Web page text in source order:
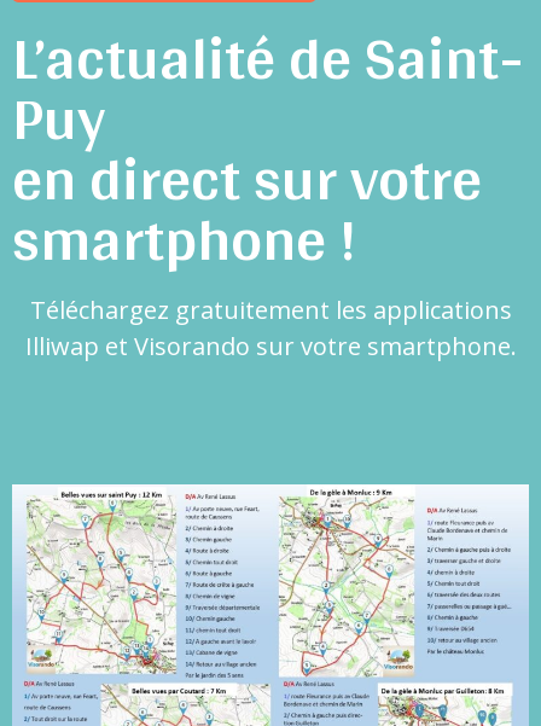
L’actualité de Saint-
Puy
en direct sur votre
smartphone !
Téléchargez gratuitement les applications
Illiwap et Visorando sur votre smartphone.